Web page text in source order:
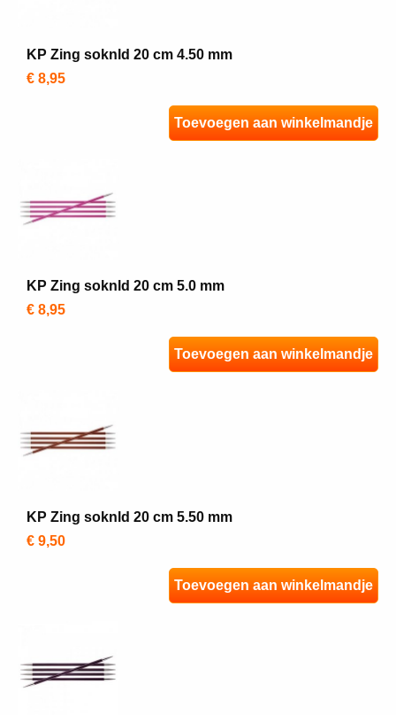
KP Zing soknld 20 cm 4.50 mm
€ 8,95
Toevoegen aan winkelmandje
KP Zing soknld 20 cm 5.0 mm
€ 8,95
Toevoegen aan winkelmandje
KP Zing soknld 20 cm 5.50 mm
€ 9,50
Toevoegen aan winkelmandje